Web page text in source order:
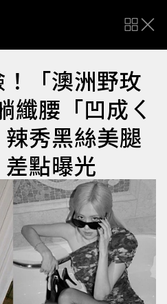
「澳洲野玫
纖腰「凹成ㄑ
秀黑絲美腿
差點曝光